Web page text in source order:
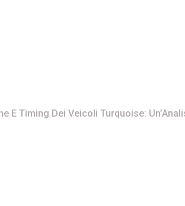
E Timing Dei Veicoli Turquoise: